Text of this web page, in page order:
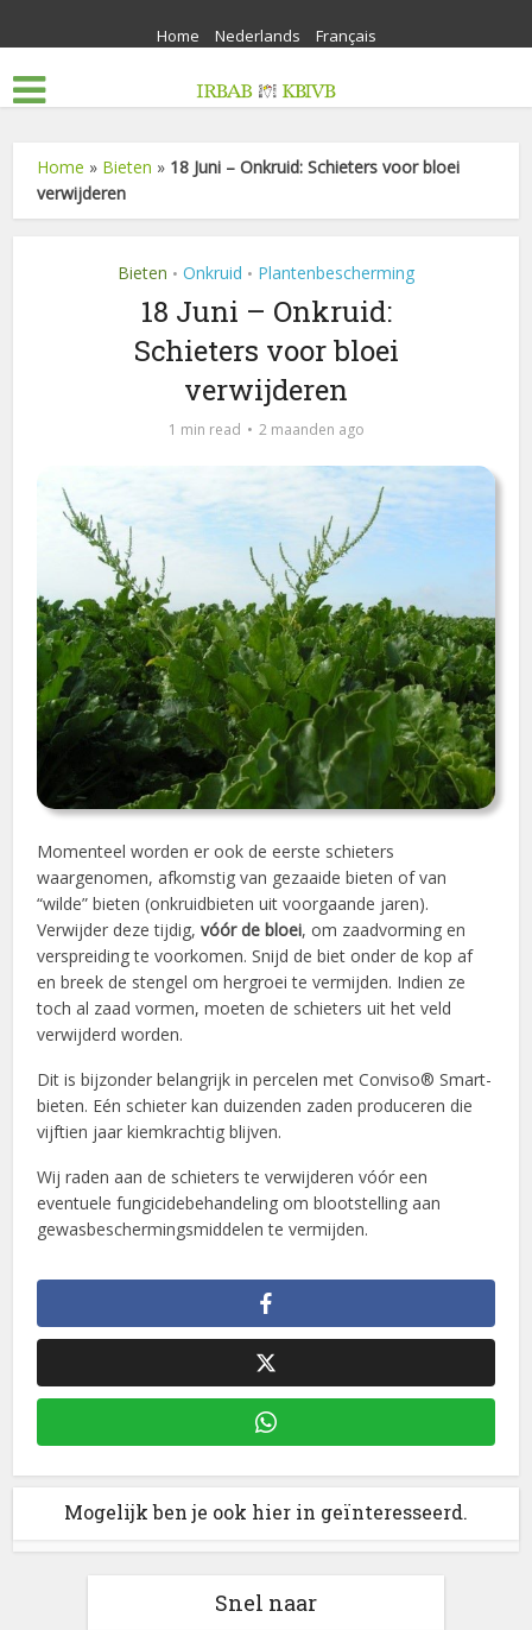
Home Nederlands Français
Home » Bieten » 18 Juni – Onkruid: Schieters voor bloei
verwijderen
Bieten • Onkruid • Plantenbescherming
18 Juni – Onkruid:
Schieters voor bloei
verwijderen
1 min read 2 maanden ago
Momenteel worden er ook de eerste schieters
waargenomen, afkomstig van gezaaide bieten of van
“wilde” bieten (onkruidbieten uit voorgaande jaren).
Verwijder deze tijdig,vóór de bloei, om zaadvorming en
verspreiding te voorkomen. Snijd de biet onder de kop af
en breek de stengel om hergroei te vermijden. Indien ze
toch al zaad vormen, moeten de schieters uit het veld
verwijderd worden.
Dit is bijzonder belangrijk in percelen met Conviso® Smart-
bieten. Eén schieter kan duizenden zaden produceren die
vijftien jaar kiemkrachtig blijven.
Wij raden aan de schieters te verwijderen vóór een
eventuele fungicidebehandeling om blootstelling aan
gewasbeschermingsmiddelen te vermijden.
Mogelijk ben je ook hier in geïnteresseerd.
Snel naar